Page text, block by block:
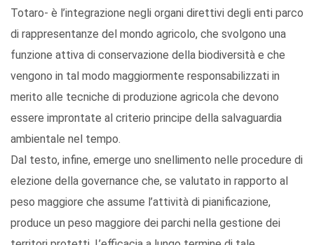
Totaro- è l’integrazione negli organi direttivi degli enti parco
di rappresentanze del mondo agricolo, che svolgono una
funzione attiva di conservazione della biodiversità e che
vengono in tal modo maggiormente responsabilizzati in
merito alle tecniche di produzione agricola che devono
essere improntate al criterio principe della salvaguardia
ambientale nel tempo.
Dal testo, infine, emerge uno snellimento nelle procedure di
elezione della governance che, se valutato in rapporto al
peso maggiore che assume l’attività di pianificazione,
produce un peso maggiore dei parchi nella gestione dei